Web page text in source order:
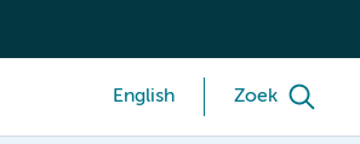
English Zoek